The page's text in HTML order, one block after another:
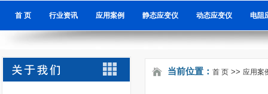
首 页 行业资讯 应用案例 静态应变仪 动态应变仪 电阻
当前位置： 首 页 >> 应用案